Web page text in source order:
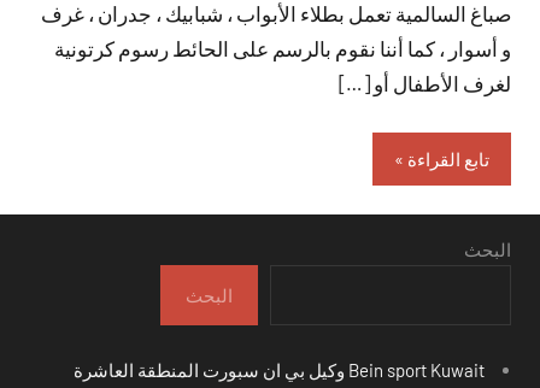
تعليقات
صباغ السالمية تعمل بطلاء الأبواب ، شبابيك ، جدران ، غرف
و أسوار ، كما أننا نقوم بالرسم على الحائط رسوم كرتونية
لغرف الأطفال أو […]
تابع القراءة
البحث
البحث